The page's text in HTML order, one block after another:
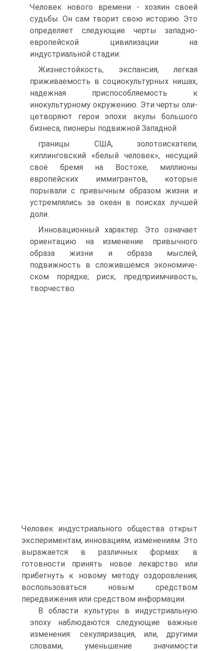
Человек нового времени - хозяин своей
судьбы. Он сам творит свою историю. Это
определяет следующие черты западно­
европейской цивилизации на
индустриальной стадии:
Жизнестойкость, экспансия, легкая
приживаемость в социокультурных ни­шах,
надежная приспособляемость к
инокультурному окружению. Эти черты оли­
цетворяют герои эпохи: акулы большого
бизнеса, пионеры подвижной Западной
границы США, золотоискатели,
киплинговский «белый человек», несущий
своё бремя на Востоке, миллионы
европейских иммигрантов, которые
порывали с привычным образом жизни и
устремлялись за океан в поисках лучшей
доли.
Инновационный характер. Это означает
ориентацию на изменение привыч­ного
образа жизни и образа мыслей,
подвижность в сложившемся экономиче­
ском порядке; риск, предприимчивость,
творчество.
Человек индустриального общества открыт
экспериментам, инновациям, изменениям. Это
выражается в различных формах: в
готовности принять новое лекарство или
прибегнуть к новому методу оздоровления;
воспользоваться новым средством
передвиже­ния или средством информации.
В области культуры в индустриальную
эпоху наблюдаются следующие важ­ные
изменения: секуляризация, или, другими
словами, уменьшение значимости